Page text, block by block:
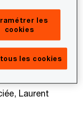
de Nicolas Arfel,
Laurent
les
cookies
les cookies